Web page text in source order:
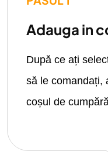
Adauga in
După ce ați
să le comandați,
coșul de